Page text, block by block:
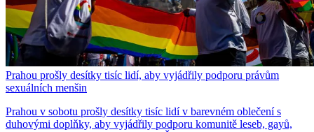
Prahou prošly desítky tisíc lidí, aby vyjádřily podporu právům
sexuálních menšin
Prahou v sobotu prošly desítky tisíc lidí v barevném oblečení s
duhovými doplňky, aby vyjádřily podporu komunitě leseb, gayů,